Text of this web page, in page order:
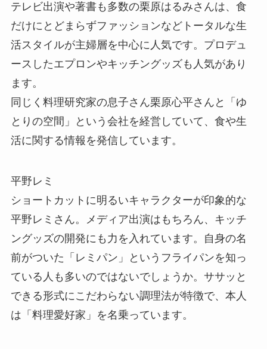
テレビ出演や著書も多数の栗原はるみさんは、食
だけにとどまらずファッションなどトータルな生
活スタイルが主婦層を中心に人気です。プロデュ
ースしたエプロンやキッチングッズも人気があり
ます。
同じく料理研究家の息子さん栗原心平さんと「ゆ
とりの空間」という会社を経営していて、食や生
活に関する情報を発信しています。
平野レミ
ショートカットに明るいキャラクターが印象的な
平野レミさん。メディア出演はもちろん、キッチ
ングッズの開発にも力を入れています。自身の名
前がついた「レミパン」というフライパンを知っ
ている人も多いのではないでしょうか。ササッと
できる形式にこだわらない調理法が特徴で、本人
は「料理愛好家」を名乗っています。